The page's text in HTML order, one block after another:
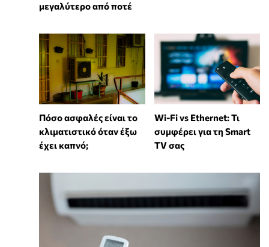
μεγαλύτερο από ποτέ
Πόσο ασφαλές είναι το
κλιματιστικό όταν έξω
έχει καπνό;
Wi-Fi vs Ethernet: Τι
συμφέρει για τη Smart
TV σας